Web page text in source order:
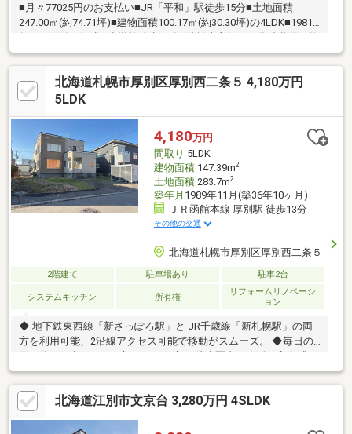
■月々77025円のお支払い■JR「平和」駅徒歩15分■土地面積
247.00㎡(約74.71坪)■建物面積100.17㎡(約30.30坪)の4LDK■1981
年11月新築■東川下小学校徒歩14分■弊社売主物件の為諸費用が抑
えられます！◆リフォーム内容(2026年10月完成予定) ◆キッチン
交換＆食器棚新設トイレ交換クッションフロア貼替和室→洋室化
インターホン交換ユニットバス交換全室フローリング上張り建
具・玄関ドア交換給湯＆暖房ボイラー交換パネルヒーター交換一
替照明＆カーテン取付給水給湯配管交換
北海道札幌市厚別区厚別西二条５ 4,180万円
5LDK
4,180万円
間取り 5LDK
建物面積147.39m2
土地面積283.7m2
築年月 1989年11月(築36年10ヶ月)
ＪＲ函館本線 厚別駅 徒歩13分
その他の交通
北海道札幌市厚別区厚別西二条５
2階建て 駐車場あり 駐車2台
システムキッチン 所有権
リフォームリノベーシ
ョン
◆ 地下鉄東西線「新さっぽろ駅」と JR千歳線「新札幌駅」の両
方を利用可能、2沿線アクセス可能で移動がスムーズ。 ◆毎日の
◆庭10坪以上＋LDK18帖超の広々空間で、伸びやかにくつろげる
住まい。◆内装リフォーム済で、入居後すぐ快適な暮らしが始め
られる。◆駐車2台可なので、車通勤やお出かけにも対応、通勤
にも家族の送り迎えにも便利。◆トイレ2ヶ所、浴室に窓付きで
家族みんなが使いやすく、清潔感ある水回り。◆陽当たり良好の
北海道江別市文京台 3,280万円 4SLDK